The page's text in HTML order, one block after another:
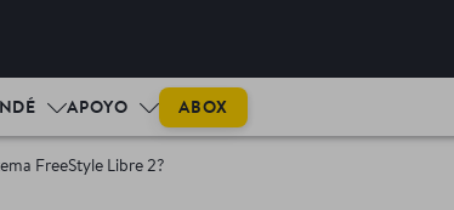
APOYO ABOX
FreeStyle Libre 2?